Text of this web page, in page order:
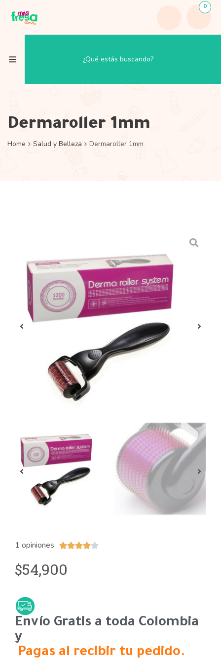
0
Dermaroller 1mm
Home Salud y Belleza Dermaroller 1mm
1 opiniones 
$54,900
Envío Gratis a toda Colombia
y
Pagas al recibir tu pedido.